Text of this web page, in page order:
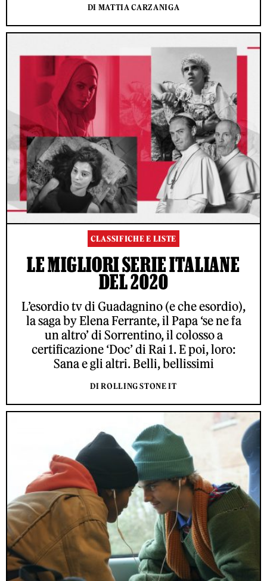
DI MATTIA CARZANIGA
CLASSIFICHE E LISTE
LE MIGLIORI SERIE ITALIANE
DEL 2020
L’esordio tv di Guadagnino (e che esordio),
la saga by Elena Ferrante, il Papa ‘se ne fa
un altro’ di Sorrentino, il colosso a
certificazione ‘Doc’ di Rai 1. E poi, loro:
Sana e gli altri. Belli, bellissimi
DI ROLLING STONE IT